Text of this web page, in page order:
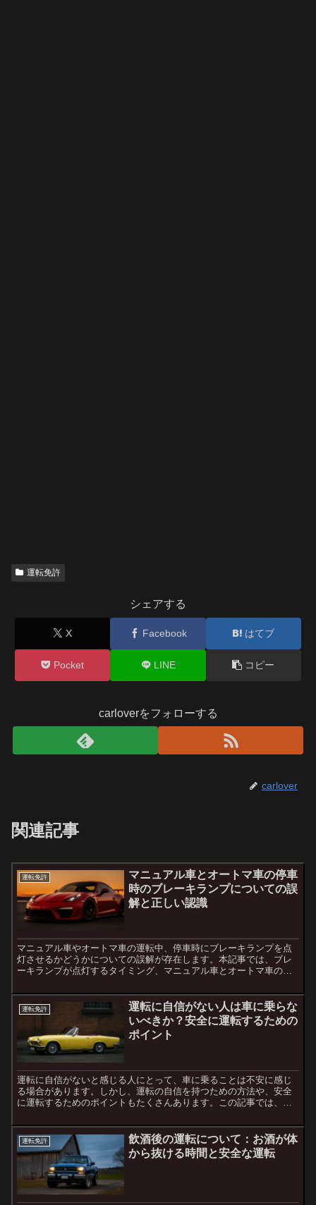
運転免許
シェアする
X Facebook はてブ
Pocket LINE コピー
carloverをフォローする
carlover
関連記事
運転免許
マニュアル車とオートマ車の停車
時のブレーキランプについての誤
解と正しい認識
マニュアル車やオートマ車の運転中、停車時にブレーキランプを点
灯させるかどうかについての誤解が存在します。本記事では、ブレ
ーキランプが点灯するタイミング、マニュアル車とオートマ車の違
運転免許
運転に自信がない人は車に乗らな
いべきか？安全に運転するための
ポイント
運転に自信がないと感じる人にとって、車に乗ることは不安に感じ
る場合があります。しかし、運転の自信を持つための方法や、安全
に運転するためのポイントもたくさんあります。この記事では、運
っ...
運転免許
飲酒後の運転について：お酒が体
から抜ける時間と安全な運転